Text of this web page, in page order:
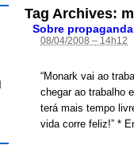
Tag Archives:
Sobre
08/04/2008 – 14h12
“Monark vai ao
chegar ao trabalho
terá mais tempo
vida corre feliz!” *